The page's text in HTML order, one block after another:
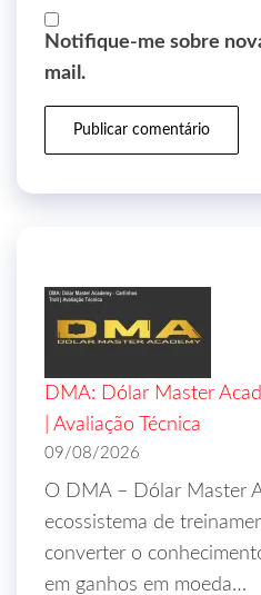
Notifique-me sobre
mail.
DMA: Dólar Master
| Avaliação Técnica
09/08/2026
O DMA – Dólar Master
ecossistema de
converter o
em ganhos em moeda…